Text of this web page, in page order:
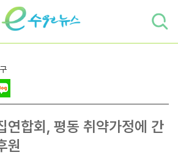
연합회, 평동 취약가정에 간
원